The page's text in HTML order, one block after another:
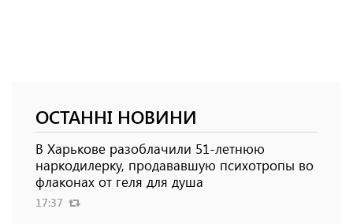
ОСТАННІ НОВИНИ
В Харькове разоблачили 51-летнюю
наркодилерку, продававшую психотропы во
флаконах от геля для душа
17:37